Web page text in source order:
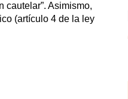
cautelar”. Asimismo,
(artículo 4 de la ley